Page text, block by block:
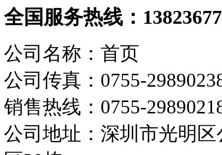
全国服务热线：
公司名称：首页
公司传真：0755-
销售热线：0755-
公司地址：深圳市光明